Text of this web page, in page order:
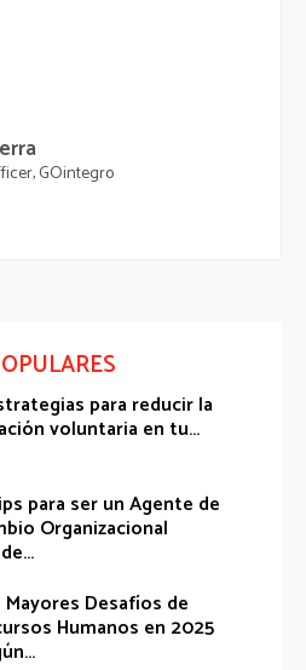
GOintegro
para reducir la
voluntaria en tu...
para ser un Agente de
Organizacional
Mayores Desafíos de
Humanos en 2025